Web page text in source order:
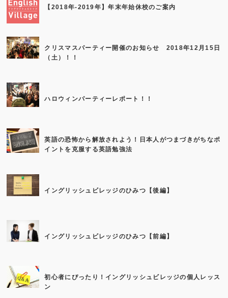
【2018年-2019年】年末年始休校のご案内
クリスマスパーティー開催のお知らせ 2018年12月15日
（土）！！
ハロウィンパーティーレポート！！
英語の恐怖から解放されよう！日本人がつまづきがちなポ
イントを克服する英語勉強法
イングリッシュビレッジのひみつ【後編】
イングリッシュビレッジのひみつ【前編】
初心者にぴったり！イングリッシュビレッジの個人レッス
ン